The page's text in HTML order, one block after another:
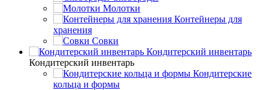
Молотки
Контейнеры для
хранения
Совки
Кондитерский инвентарь
Кондитерский инвентарь
Кондитерские
кольца и формы